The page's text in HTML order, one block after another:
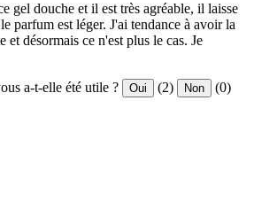
gel douche et il est très agréable, il laisse
parfum est léger. J'ai tendance à avoir la
et désormais ce n'est plus le cas. Je
a-t-elle été utile ? Oui (2) Non (0)